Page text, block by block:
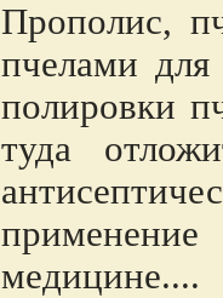
Прополис,
пчелами
полировки
туда
медицине....